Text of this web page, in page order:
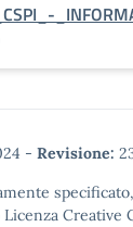
- Revisione:
Creative